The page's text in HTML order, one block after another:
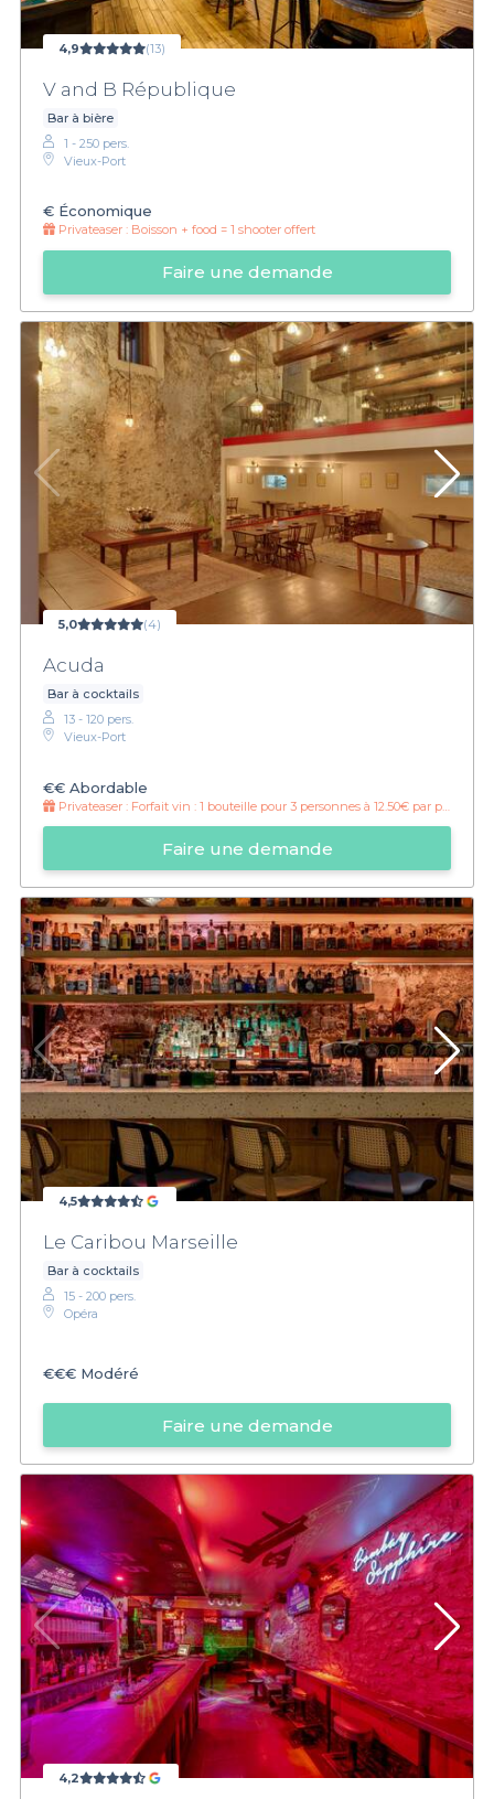
4,9 (13)
V and B République
Bar à bière
1 - 250 pers.
Vieux-Port
€ Économique
Privateaser : Boisson + food = 1 shooter offert
Faire une demande
5,0 (4)
Acuda
Bar à cocktails
13 - 120 pers.
Vieux-Port
€€ Abordable
Privateaser : Forfait vin : 1 bouteille pour 3 personnes à 12.50€ par personne !
Faire une demande
4,5
Le Caribou Marseille
Bar à cocktails
15 - 200 pers.
Opéra
€€€ Modéré
Faire une demande
4,2